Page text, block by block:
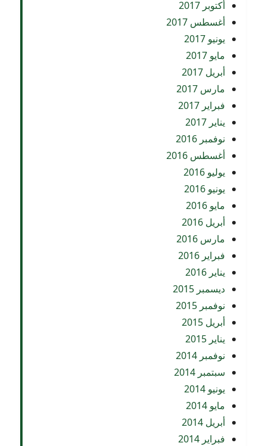
أكتوبر 2017
أغسطس 2017
يونيو 2017
مايو 2017
أبريل 2017
مارس 2017
فبراير 2017
يناير 2017
نوفمبر 2016
أغسطس 2016
يوليو 2016
يونيو 2016
مايو 2016
أبريل 2016
مارس 2016
فبراير 2016
يناير 2016
ديسمبر 2015
نوفمبر 2015
أبريل 2015
يناير 2015
نوفمبر 2014
سبتمبر 2014
يونيو 2014
مايو 2014
أبريل 2014
فبراير 2014